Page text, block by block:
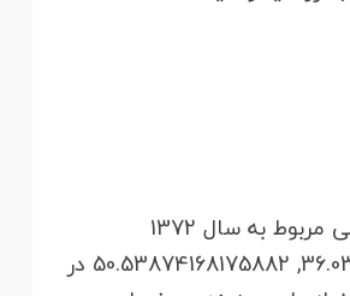
عکس های هوایی مربوط به سال 1372
36.03252724127125, 50.53874168175882 در